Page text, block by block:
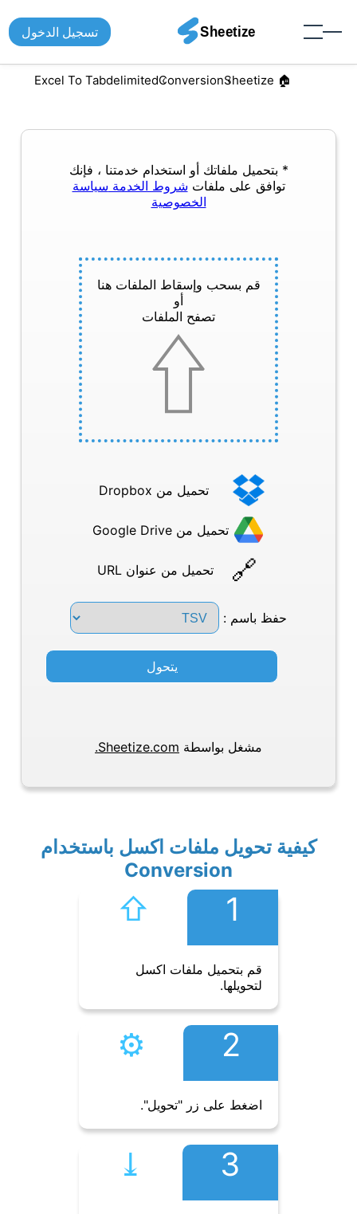
تسجيل الدخول
🏠︎ Sheetize
Conversion
Excel To Tabdelimited
* بتحميل ملفاتك أو استخدام خدمتنا ، فإنك
توافق على ملفات شروط الخدمة سياسة
الخصوصية
قم بسحب وإسقاط الملفات هنا
أو
تصفح الملفات
تحميل من Dropbox
تحميل من Google Drive
تحميل من عنوان URL
حفظ باسم :
يتحول
مشغل بواسطة Sheetize.com.
كيفية تحويل ملفات اكسل باستخدام
Conversion
1
⇧︎
قم بتحميل ملفات اكسل
لتحويلها.
2
⚙︎
اضغط على زر "تحويل".
3
⤓︎